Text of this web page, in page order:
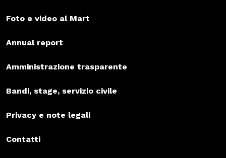
Foto e video al Mart
Annual report
Amministrazione trasparente
Bandi, stage, servizio civile
Privacy e note legali
Contatti